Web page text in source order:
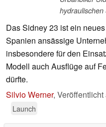
Das Sidney 23 ist ein
Spanien ansässige
insbesondere für den
Modell auch Ausflüge auf
dürfte.
Silvio Werner, Veröffentlicht
Launch